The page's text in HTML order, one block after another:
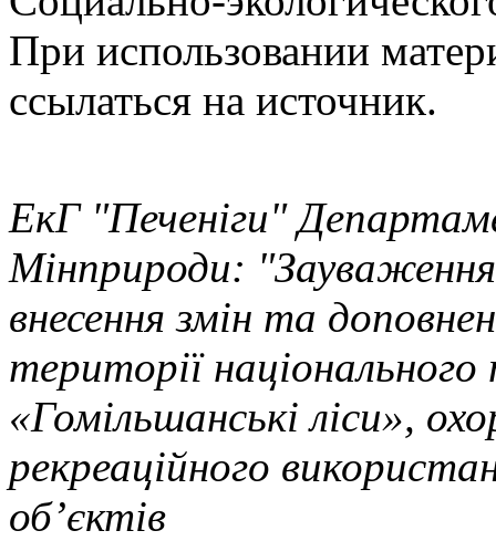
При использовании
ссылаться на источник.
ЕкГ "Печеніги"
Мінприроди:
внесення змін та
території
«Гомільшанські ліси»,
рекреаційного
об’єктів